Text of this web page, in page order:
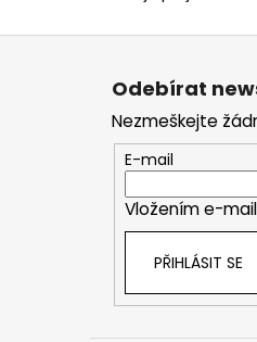
Z
Odebírat
Nezmeškejte
E-mail
Vložením e-
PŘIHLÁSIT SE